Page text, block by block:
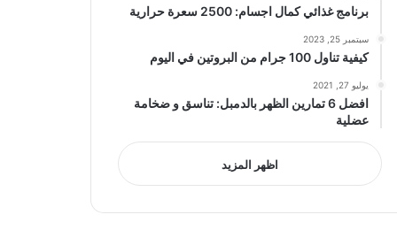
برنامج غذائي كمال اجسام: 2500 سعرة حرارية
سبتمبر 25, 2023
كيفية تناول 100 جرام من البروتين في اليوم
يوليو 27, 2021
افضل 6 تمارين الظهر بالدمبل: تناسق و ضخامة
عضلية
اظهر المزيد